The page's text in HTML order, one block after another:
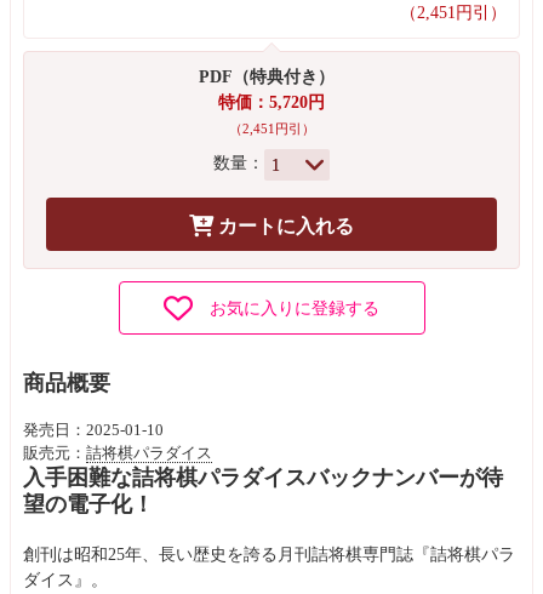
（2,451円引）
PDF（特典付き）
特価：5,720円
（2,451円引）
数量：
カートに入れる
お気に入りに登録する
商品概要
発売日：2025-01-10
販売元： 詰将棋パラダイス
入手困難な詰将棋パラダイスバックナンバーが待
望の電子化！
創刊は昭和25年、長い歴史を誇る月刊詰将棋専門誌『詰将棋パラ
ダイス』。